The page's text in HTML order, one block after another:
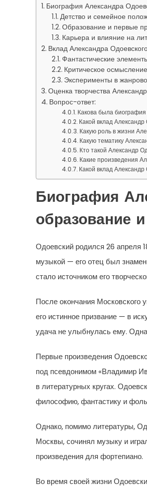
Биография Александра
Детство и семейное
Образование и первые
Карьера и влияние на
Вклад Александра
Фантастические
Критическое
Эксперименты в
Оценка творчества
Вопрос-ответ:
Какова была
Какой вклад
Какую роль в жизни
Какую тематику
Кто такой Александр
Какие произведения
Какой вклад
Биография
образование
Одоевский родился 26 апреля
музыкой — его отец был
стало источником его
После окончания Московского
его истинное призвание — в
удача не улыбнулась ему.
Первые произведения
под псевдонимом «Владимир
в литературных кругах.
философию, фантастику и
Однако, помимо литературы,
Москвы, сочинял музыку и
произведения для фортепиано.
Во время своей жизни